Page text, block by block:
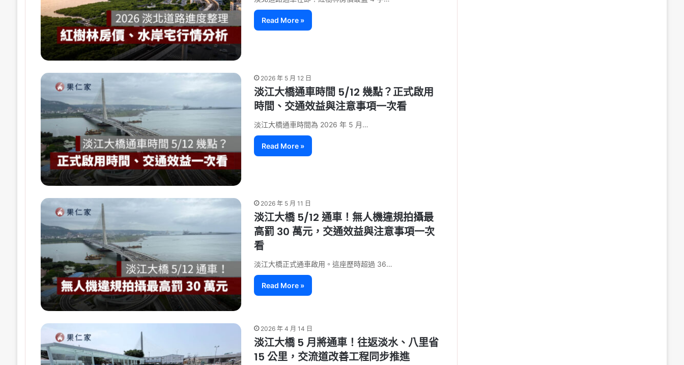
Read More »
2026 年 5 月 12 日
淡江大橋通車時間 5/12 幾點？正式啟用
時間、交通效益與注意事項一次看
淡江大橋通車時間為 2026 年 5 月…
Read More »
2026 年 5 月 11 日
淡江大橋 5/12 通車！無人機違規拍攝最
高罰 30 萬元，交通效益與注意事項一次
看
淡江大橋正式通車啟用。這座歷時超過 36…
Read More »
2026 年 4 月 14 日
淡江大橋 5 月將通車！往返淡水、八里省
15 公里，交流道改善工程同步推進